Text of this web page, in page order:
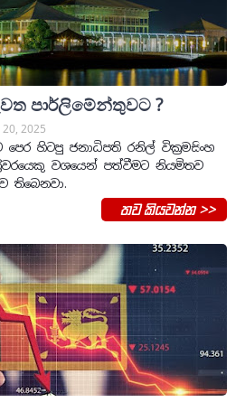
පාර්ලිමේන්තුවට ?
2025
හිටපු ජනාධිපති රනිල් වික්‍රමසිංහ
වශයෙන් පත්වීමට නියමිතව
තිබෙනවා.
තව කියවන්න >>